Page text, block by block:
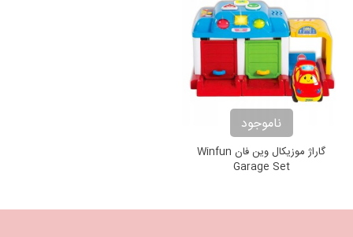
ناموجود
گاراژ موزیکال وین فان Winfun
Garage Set